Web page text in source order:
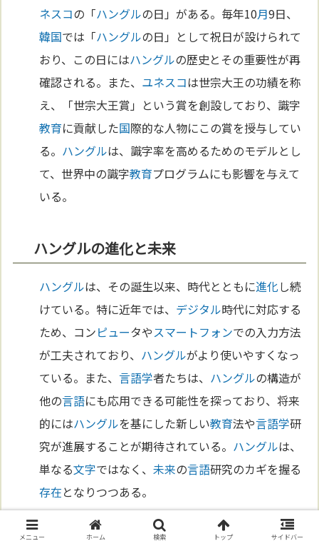
ネスコの「ハングルの日」がある。毎年10月9日、
韓国では「ハングルの日」として祝日が設けられて
おり、この日にはハングルの歴史とその重要性が再
確認される。また、 ユネスコは世宗大王の功績を称
え、「世宗大王賞」という賞を創設しており、識字
教育に貢献した国際的な人物にこの賞を授与してい
る。 ハングルは、識字率を高めるためのモデルとし
て、世界中の識字教育プログラムにも影響を与えて
いる。
ハングルの進化と未来
ハングルは、その誕生以来、時代とともに進化し続
けている。特に近年では、 デジタル時代に対応する
ため、コンピュータやスマートフォンでの入力方法
が工夫されており、 ハングルがより使いやすくなっ
ている。また、言語学者たちは、 ハングルの構造が
他の言語にも応用できる可能性を探っており、将来
的にはハングルを基にした新しい教育法や言語学研
究が進展することが期待されている。 ハングルは、
単なる文字ではなく、未来の言語研究のカギを握る
存在となりつつある。
第9章 現代韓国社会におけるハングルの役
メニュー ホーム 検索 トップ サイドバー